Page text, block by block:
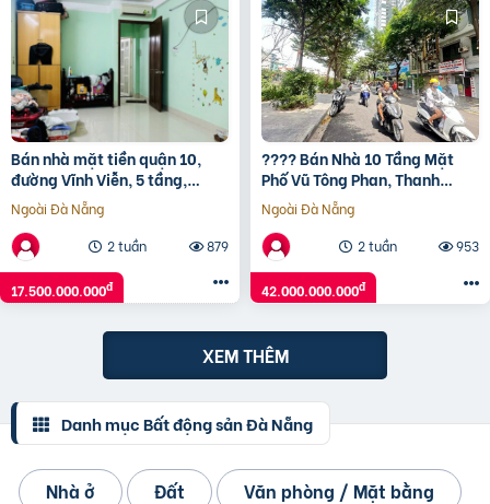
Bán nhà mặt tiền quận 10,
đường Vĩnh Viễn, 5 tầng,
40m2, 17.5 tỷ
Ngoài Đà Nẵng
2 tuần
879
17.500.000.000đ
???? Bán Nhà 10 Tầng Mặt
Phố Vũ Tông Phan, Thanh
Xuân, 100M2, 22 Phòng, Chỉ
42 Tỷ ????
Ngoài Đà Nẵng
2 tuần
953
42.000.000.000đ
XEM THÊM
Danh mục Bất động sản Đà Nẵng
Nhà ở Đất
Văn phòng / Mặt bằng